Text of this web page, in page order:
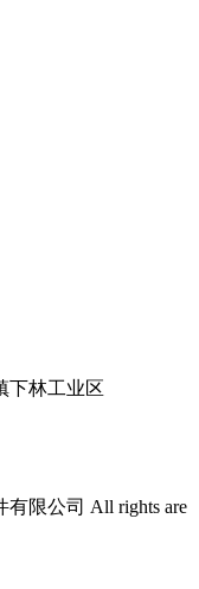
下林工业区
限公司 All rights are